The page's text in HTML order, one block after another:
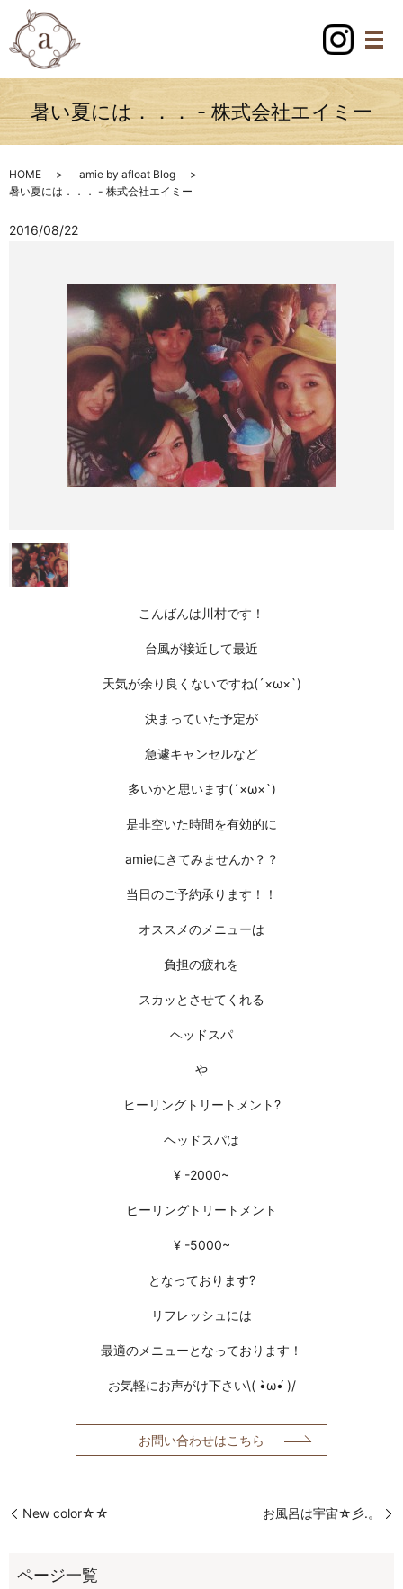
暑い夏には．．． - 株式会社エイミー
HOME
amie by afloat Blog
暑い夏には．．． - 株式会社エイミー
2016/08/22
こんばんは川村です！
台風が接近して最近
天気が余り良くないですね(´×ω×`)
決まっていた予定が
急遽キャンセルなど
多いかと思います(´×ω×`)
是非空いた時間を有効的に
amieにきてみませんか？？
当日のご予約承ります！！
オススメのメニューは
負担の疲れを
スカッとさせてくれる
ヘッドスパ
や
ヒーリングトリートメント?
ヘッドスパは
¥ -2000~
ヒーリングトリートメント
¥ -5000~
となっております?
リフレッシュには
最適のメニューとなっております！
お気軽にお声がけ下さい\( •̀ω•́ )/
お問い合わせはこちら
New color☆☆ お風呂は宇宙☆彡.。